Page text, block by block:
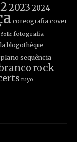
2023 2024
coreografia cover
folk fotografia
la blogothèque
plano sequência
rock
tuyo